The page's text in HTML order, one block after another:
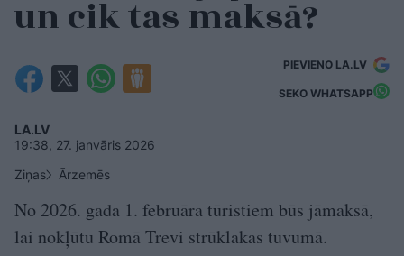
un cik tas maksā?
PIEVIENO LA.LV
SEKO WHATSAPP
LA.LV
19:38, 27. janvāris 2026
Ziņas
Ārzemēs
No 2026. gada 1. februāra tūristiem būs jāmaksā,
lai nokļūtu Romā Trevi strūklakas tuvumā.